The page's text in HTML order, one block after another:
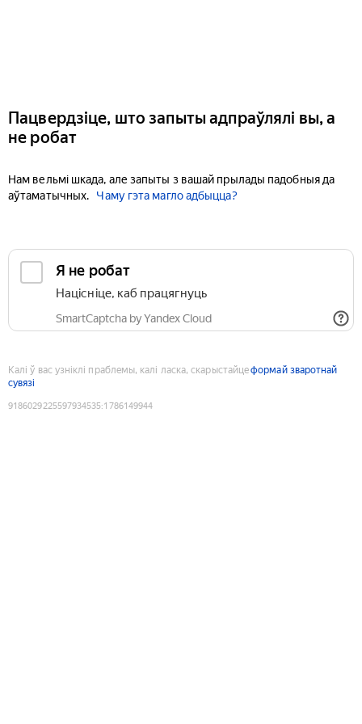
Пацвердзіце, што запыты адпраўлялі вы, а
не робат
Нам вельмі шкада, але запыты з вашай прылады падобныя да
аўтаматычных.
Чаму гэта магло адбыцца?
Я не робат
Націсніце, каб працягнуць
SmartCaptcha by Yandex Cloud
Калі ў вас узніклі праблемы, калі ласка, скарыстайцеформай зваротнай
сувязі
9186029225597934535:1786149944